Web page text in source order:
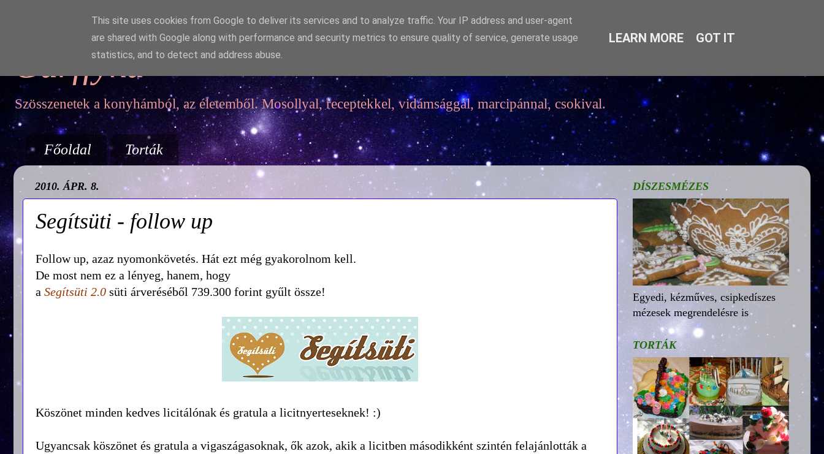
Garffyka
Szösszenetek a konyhámból, az életemből. Mosollyal, receptekkel, vidámsággal, marcipánnal, csokival.
Főoldal Torták
2010. ÁPR. 8.
Segítsüti - follow up
Follow up, azaz nyomonkövetés. Hát ezt még gyakorolnom kell.
De most nem ez a lényeg, hanem, hogy
a Segítsüti 2.0 süti árveréséből 739.300 forint gyűlt össze!
Köszönet minden kedves licitálónak és gratula a licitnyerteseknek! :)
Ugyancsak köszönet és gratula a vigaszágasoknak, ők azok, akik a licitben másodikként szintén felajánlották a
DÍSZESMÉZES
Egyedi, kézműves, csipkedíszes
mézesek megrendelésre is
TORTÁK
This site uses cookies from Google to deliver its services and to analyze traffic. Your IP address and user-agent
are shared with Google along with performance and security metrics to ensure quality of service, generate usage
statistics, and to detect and address abuse.
LEARN MORE GOT IT